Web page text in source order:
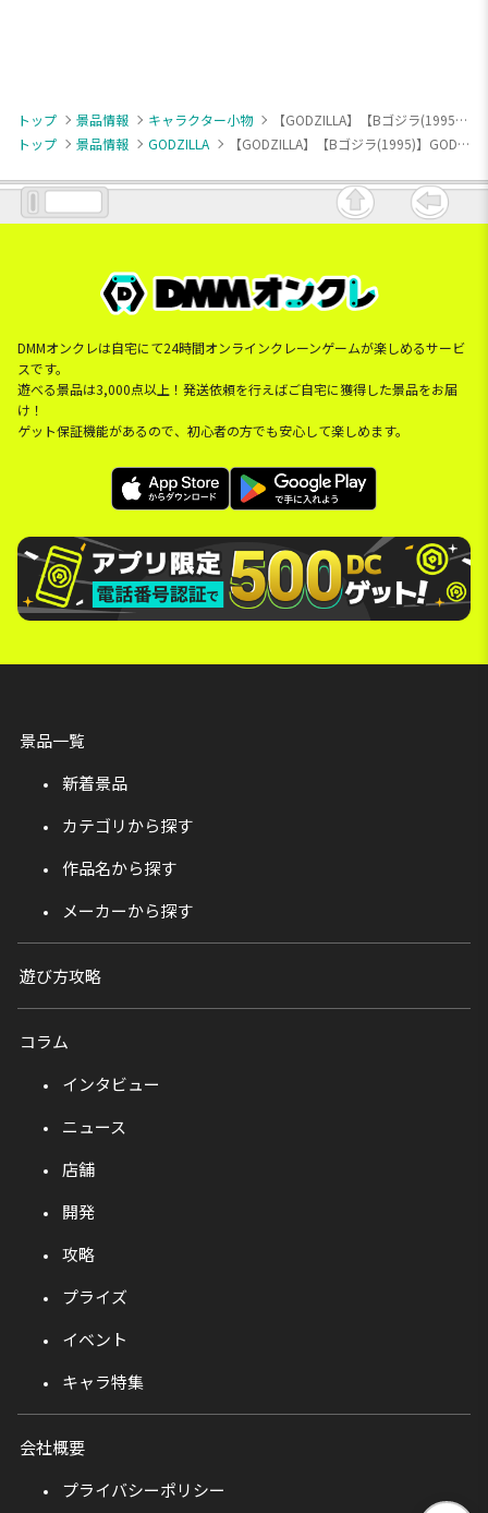
トップ 景品情報 キャラクター小物
【GODZILLA】【Bゴジラ(1995)】GODZILLA デフォルメぬいぐるみマスコット(熱線放射)
トップ
景品情報 GODZILLA 【GODZILLA】【Bゴジラ(1995)】GODZILLA デフォルメぬいぐるみマスコット(熱線放射)
DMMオンクレは自宅にて24時間オンラインクレーンゲームが楽しめるサービ
スです。
遊べる景品は3,000点以上！発送依頼を行えばご自宅に獲得した景品をお届
け！
ゲット保証機能があるので、初心者の方でも安心して楽しめます。
景品一覧
新着景品
カテゴリから探す
作品名から探す
メーカーから探す
遊び方攻略
コラム
インタビュー
ニュース
店舗
開発
攻略
プライズ
イベント
キャラ特集
会社概要
プライバシーポリシー